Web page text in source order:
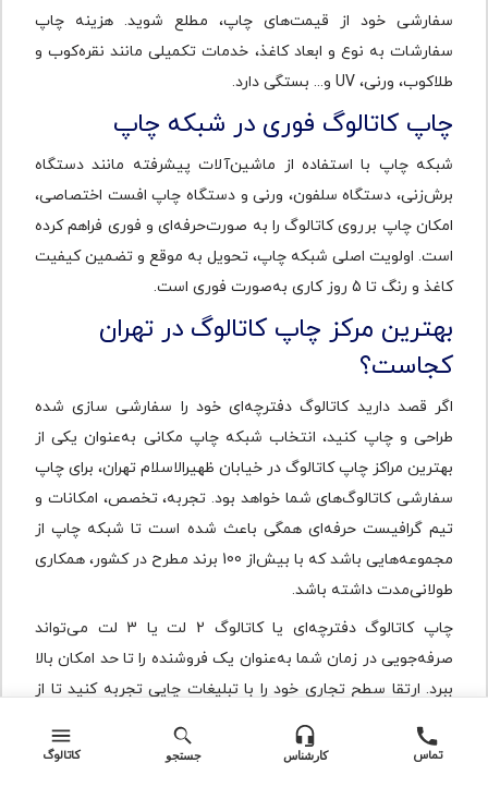
سفارشی خود از قیمت‌های چاپ، مطلع شوید. هزینه چاپ
سفارشات به نوع و ابعاد کاغذ، خدمات تکمیلی مانند نقره‌کوب و
طلاکوب، ورنی، UV و... بستگی دارد.
چاپ کاتالوگ فوری در شبکه چاپ
شبکه چاپ با استفاده از ماشین‌آلات پیشرفته مانند دستگاه
برش‌زنی، دستگاه سلفون، ورنی و دستگاه چاپ افست اختصاصی،
امکان چاپ برروی کاتالوگ را به صورت‌حرفه‌ای و فوری فراهم کرده
است. اولویت اصلی شبکه چاپ، تحویل به موقع و تضمین کیفیت
کاغذ و رنگ تا 5 روز کاری به‌صورت فوری است.
بهترین مرکز چاپ کاتالوگ در تهران
کجاست؟
اگر قصد دارید کاتالوگ دفترچه‌‌ای خود را سفارشی سازی شده
طراحی و چاپ کنید، انتخاب شبکه چاپ مکانی به‌عنوان یکی از
بهترین مراکز چاپ کاتالوگ در خیابان ظهیرالاسلام تهران، برای چاپ
سفارشی کاتالوگ‌های شما خواهد بود. تجربه، تخصص، امکانات و
تیم گرافیست حرفه‌ای همگی باعث شده است تا شبکه چاپ از
مجموعه‌هایی باشد که با بیش‌از 100 برند مطرح در کشور، همکاری
طولانی‌مدت داشته باشد.
چاپ کاتالوگ دفترچه‌‌ای یا کاتالوگ 2 لت یا 3 لت می‌تواند
صرفه‌جویی در زمان شما به‌عنوان یک فروشنده را تا حد امکان بالا
ببرد. ارتقا سطح تجاری خود را با تبلیغات چاپی تجربه کنید تا از
نتایج آن شگفت‌زده شوید.
سوالات متداول
تماس کارشناس جستجو کاتالوگ